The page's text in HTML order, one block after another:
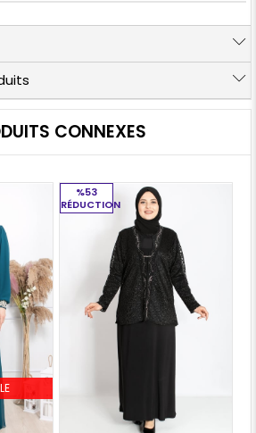
CONNEXES
%53
RÉDUCTION